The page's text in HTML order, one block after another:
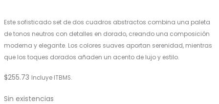
Este sofisticado set de dos cuadros abstractos combina una paleta
de tonos neutros con detalles en dorado, creando una composición
moderna y elegante. Los colores suaves aportan serenidad, mientras
que los toques dorados añaden un acento de lujo y estilo.
$255.73 Incluye ITBMS.
Sin existencias